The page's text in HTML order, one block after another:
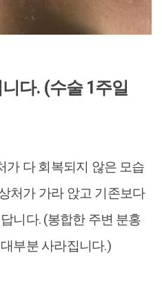
다. (수술 1주일
가 다 회복되지 않은 모습
처가 가라 앉고 기존보다
니다. (봉합한 주변 분홍
부분 사라집니다.)